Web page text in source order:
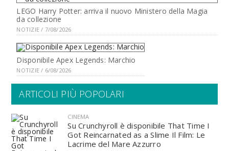
LEGO Harry Potter: arriva il nuovo Ministero della Magia
da collezione
NOTIZIE / 7/08/2026
Disponibile Apex Legends: Marchio
NOTIZIE / 6/08/2026
ARTICOLI PIÙ POPOLARI
CINEMA
Su Crunchyroll è disponibile That Time I
Got Reincarnated as a Slime Il Film: Le
Lacrime del Mare Azzurro